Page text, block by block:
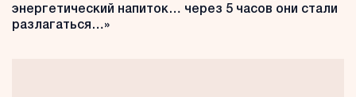
энергетический напиток… через 5 часов они стали
разлагаться…»